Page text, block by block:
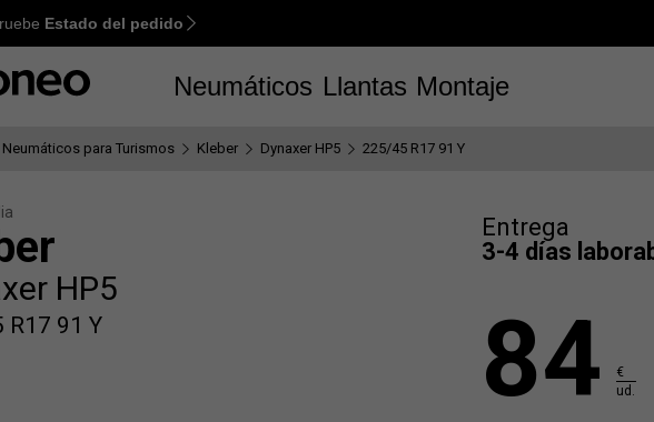
M
Estado del pedido
Neumáticos Llantas Montaje
Neumáticos para Turismos Kleber Dynaxer HP5 225/45 R17 91 Y
HP5
91 Y
Entrega
3-4 días
84
€
ud.